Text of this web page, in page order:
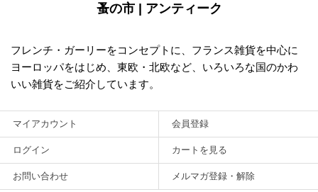
蚤の市 | アンティーク
フレンチ・ガーリーをコンセプトに、フランス雑貨を中心に
ヨーロッパをはじめ、東欧・北欧など、いろいろな国のかわ
いい雑貨をご紹介しています。
マイアカウント 会員登録
ログイン カートを見る
お問い合わせ メルマガ登録・解除